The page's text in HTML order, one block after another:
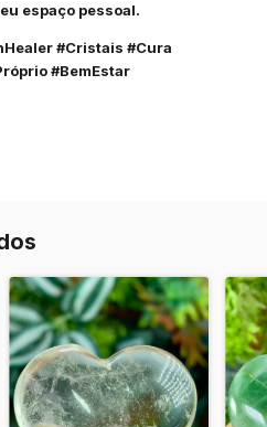
espaço pessoal.
#Cristais #Cura
#BemEstar